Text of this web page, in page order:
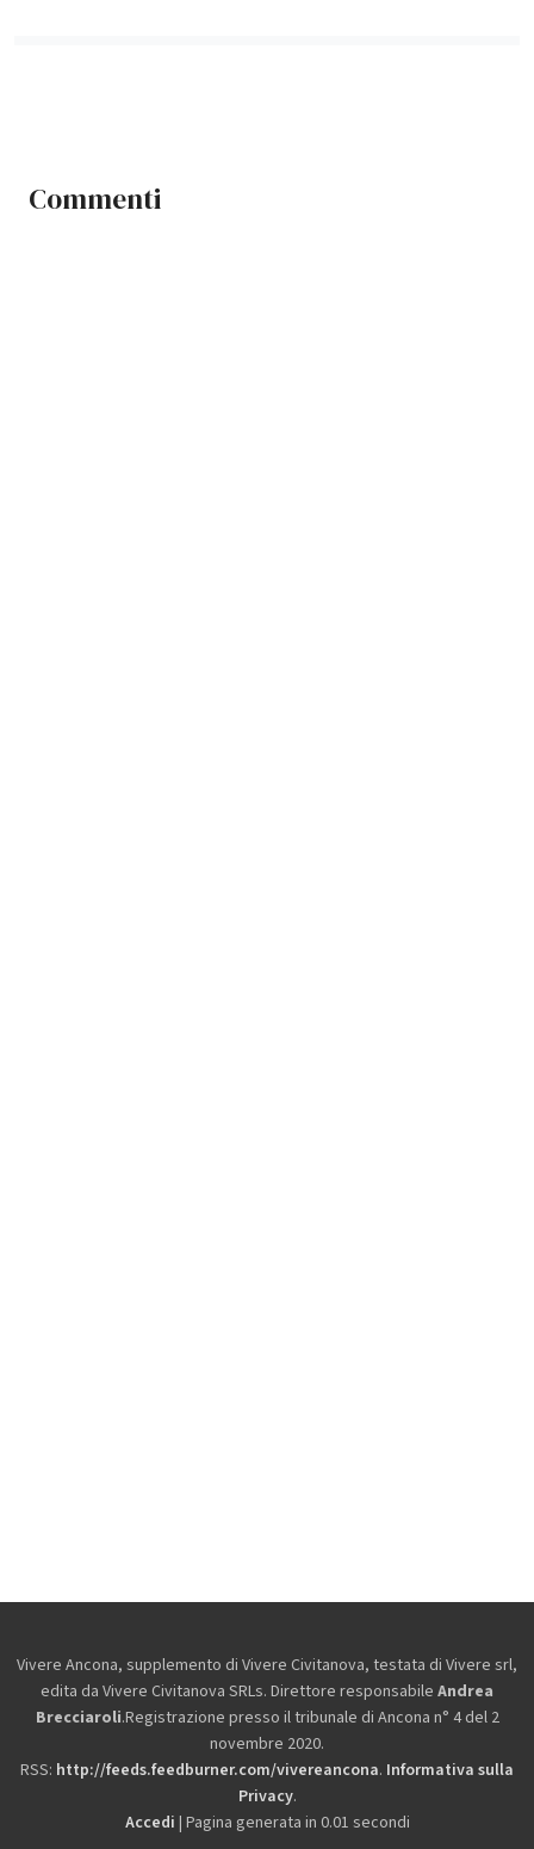
Commenti
Vivere Ancona, supplemento di Vivere Civitanova, testata di Vivere srl,
edita da Vivere Civitanova SRLs. Direttore responsabile Andrea
Brecciaroli.Registrazione presso il tribunale di Ancona n° 4 del 2
novembre 2020.
RSS: http://feeds.feedburner.com/vivereancona. Informativa sulla
Privacy.
Accedi | Pagina generata in 0.01 secondi